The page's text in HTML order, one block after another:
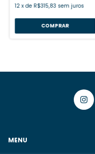
12 xde R$315,83 sem juros
MENU